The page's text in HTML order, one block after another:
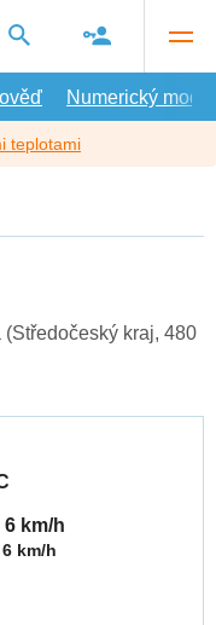
Numerický model
teplotami
kraj, 480
6 km/h
km/h